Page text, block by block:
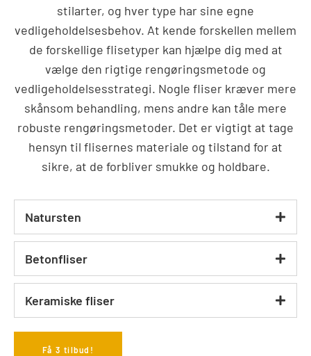
stilarter, og hver type har sine egne
vedligeholdelsesbehov. At kende forskellen mellem
de forskellige flisetyper kan hjælpe dig med at
vælge den rigtige rengøringsmetode og
vedligeholdelsesstrategi. Nogle fliser kræver mere
skånsom behandling, mens andre kan tåle mere
robuste rengøringsmetoder. Det er vigtigt at tage
hensyn til flisernes materiale og tilstand for at
sikre, at de forbliver smukke og holdbare.
Natursten
Betonfliser
Keramiske fliser
Få 3 tilbud!